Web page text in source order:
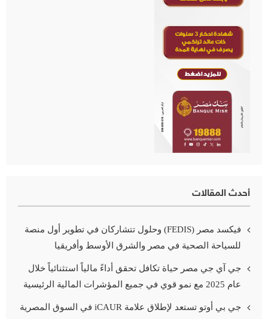
أحدث المقالات
فيكسد مصر (FEDIS) وحلول تتشاركان في تطوير أول منصة
للسياحة الصحية في مصر والشرق الأوسط وأفريقيا
جي آي جي مصر حياة تكافل تحقق أداءً مالياً استثنائياً خلال
عام 2025 مع نمو قوي في جميع المؤشرات المالية الرئيسية
جي بي أوتو تستعد لإطلاق علامة iCAUR في السوق المصرية